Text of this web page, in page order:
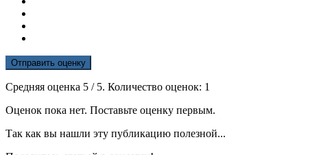
Отправить оценку
Средняя оценка 5 / 5. Количество оценок: 1
Оценок пока нет. Поставьте оценку первым.
Так как вы нашли эту публикацию полезной...